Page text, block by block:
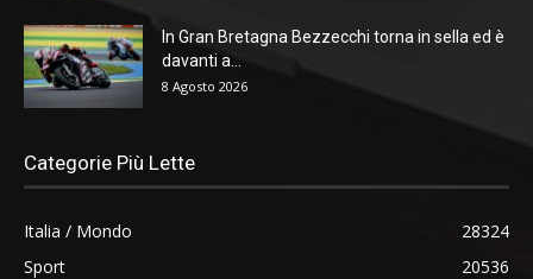
In Gran Bretagna Bezzecchi torna in sella ed è
davanti a...
8 Agosto 2026
Categorie Più Lette
Italia / Mondo
28324
Sport
20536